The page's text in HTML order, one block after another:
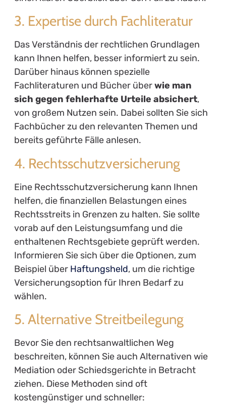
3. Expertise durch Fachliteratur
Das Verständnis der rechtlichen Grundlagen
kann Ihnen helfen, besser informiert zu sein.
Darüber hinaus können spezielle
Fachliteraturen und Bücher überwie man
sich gegen fehlerhafte Urteile absichert,
von großem Nutzen sein. Dabei sollten Sie sich
Fachbücher zu den relevanten Themen und
bereits geführte Fälle anlesen.
4. Rechtsschutzversicherung
Eine Rechtsschutzversicherung kann Ihnen
helfen, die finanziellen Belastungen eines
Rechtsstreits in Grenzen zu halten. Sie sollte
vorab auf den Leistungsumfang und die
enthaltenen Rechtsgebiete geprüft werden.
Informieren Sie sich über die Optionen, zum
Beispiel über Haftungsheld, um die richtige
Versicherungsoption für Ihren Bedarf zu
wählen.
5. Alternative Streitbeilegung
Bevor Sie den rechtsanwaltlichen Weg
beschreiten, können Sie auch Alternativen wie
Mediation oder Schiedsgerichte in Betracht
ziehen. Diese Methoden sind oft
kostengünstiger und schneller: